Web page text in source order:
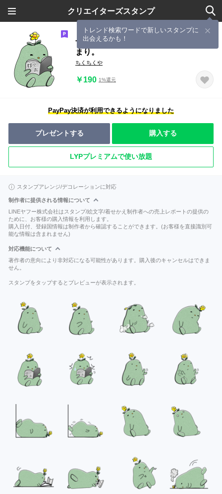
クリエイターズスタンプ
トレンド検索ワードで新しいスタンプに
出会えるかも！
すまーとほんが好きなこけたま。はじ
まり。
ちくちくや
￥190 1%還元
PayPay決済が利用できるようになりました
プレゼントする 購入する
LYPプレミアムで使い放題
スタンプアレンジ/デコレーションに対応
制作者に提供される情報について
LINEヤフー株式会社はスタンプ/絵文字/着せかえ制作者への売上レポートの提供の
ために、お客様の購入情報を利用します。
購入日付、登録国情報は制作者から確認することができます。(お客様を直接識別可
能な情報は含まれません)
対応機能について
著作者の意向により非対応になる可能性があります。購入後のキャンセルはできま
せん。
スタンプをタップするとプレビューが表示されます。